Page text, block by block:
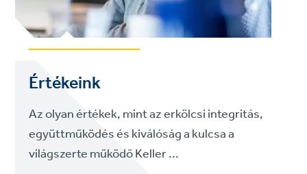
Értékeink
Az olyan értékek, mint az erkölcsi integritás,
együttműködés és kiválóság a kulcsa a
világszerte működő Keller ...